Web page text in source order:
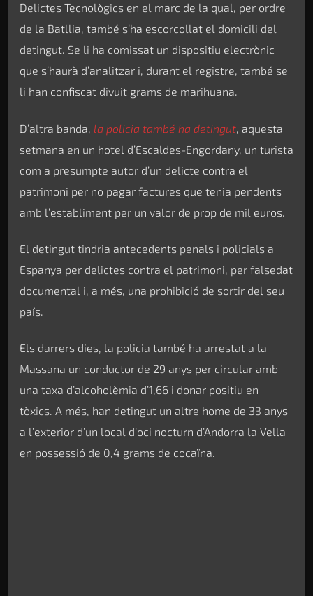
Delictes Tecnològics en el marc de la qual, per ordre
de la Batllia, també s’ha escorcollat el domicili del
detingut. Se li ha comissat un dispositiu electrònic
que s’haurà d’analitzar i, durant el registre, també se
li han confiscat divuit grams de marihuana.
D’altra banda, la policia també ha detingut , aquesta
setmana en un hotel d’Escaldes-Engordany, un turista
com a presumpte autor d’un delicte contra el
patrimoni per no pagar factures que tenia pendents
amb l’establiment per un valor de prop de mil euros.
El detingut tindria antecedents penals i policials a
Espanya per delictes contra el patrimoni, per falsedat
documental i, a més, una prohibició de sortir del seu
país.
Els darrers dies, la policia també ha arrestat a la
Massana un conductor de 29 anys per circular amb
una taxa d’alcoholèmia d’1,66 i donar positiu en
tòxics. A més, han detingut un altre home de 33 anys
a l’exterior d’un local d’oci nocturn d’Andorra la Vella
en possessió de 0,4 grams de cocaïna.